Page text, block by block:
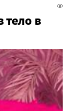
тело в